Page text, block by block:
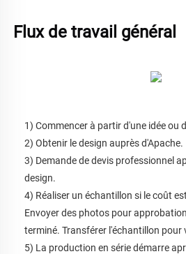
Flux de travail général
1) Commencer à partir d'une idée ou
2) Obtenir le design auprès d'Apache.
3) Demande de devis professionnel
design.
4) Réaliser un échantillon si le coût
Envoyer des photos pour
terminé. Transférer l'échantillon pour
5) La production en série démarre